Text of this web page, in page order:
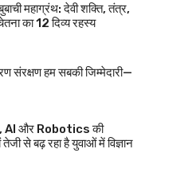
महाग्रंथ: देवी शक्ति, तंत्र,
का 12 दिव्य रहस्य
संरक्षण हम सबकी जिम्मेदारी—
और Robotics की
तेजी से बढ़ रहा है युवाओं में विज्ञान